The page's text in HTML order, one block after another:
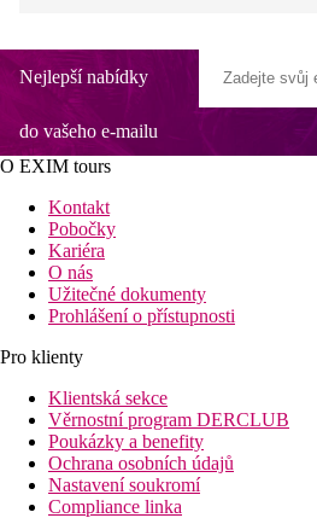
Nejlepší nabídky
do vašeho e-mailu
O EXIM tours
Kontakt
Pobočky
Kariéra
O nás
Užitečné dokumenty
Prohlášení o přístupnosti
Pro klienty
Klientská sekce
Věrnostní program DERCLUB
Poukázky a benefity
Ochrana osobních údajů
Nastavení soukromí
Compliance linka